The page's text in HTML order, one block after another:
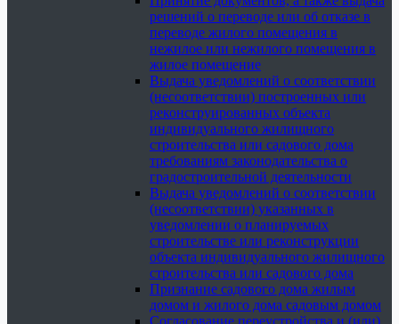
решений о переводе или об отказе в
переводе жилого помещения в
нежилое или нежилого помещения в
жилое помещение
Выдача уведомлений о соответствии
(несоответствии) построенных или
реконструированных объекта
индивидуального жилищного
строительства или садового дома
требованиям законодательства о
градостроительной деятельности
Выдача уведомлений о соответствии
(несоответствии) указанных в
уведомлении о планируемых
строительстве или реконструкции
объекта индивидуального жилищного
строительства или садового дома
Признание садового дома жилым
домом и жилого дома садовым домом
Согласование переустройства и (или)